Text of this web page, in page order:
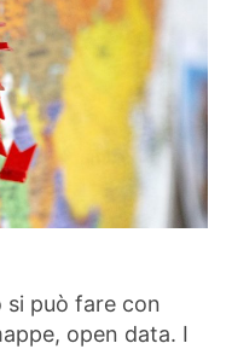
può fare con
open data. I